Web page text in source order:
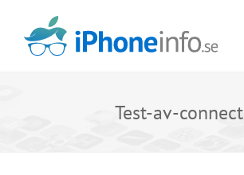
content
Test-av-connect